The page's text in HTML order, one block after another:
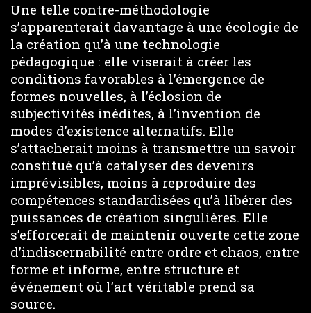
Une telle contre-méthodologie
s’apparenterait davantage à une écologie de
la création qu’à une technologie
pédagogique : elle viserait à créer les
conditions favorables à l’émergence de
formes nouvelles, à l’éclosion de
subjectivités inédites, à l’invention de
modes d’existence alternatifs. Elle
s’attacherait moins à transmettre un savoir
constitué qu’à catalyser des devenirs
imprévisibles, moins à reproduire des
compétences standardisées qu’à libérer des
puissances de création singulières. Elle
s’efforcerait de maintenir ouverte cette zone
d’indiscernabilité entre ordre et chaos, entre
forme et informe, entre structure et
événement où l’art véritable prend sa
source.